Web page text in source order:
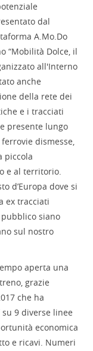
dal
A.Mo.Do
“Mobilità Dolce, il
all'Interno
anche
della rete dei
e i tracciati
presente lungo
dismesse,
piccola
e al territorio.
d’Europa dove si
ex tracciati
siano
sul nostro
aperta una
grazie
che ha
9 diverse linee
economica
e ricavi. Numeri